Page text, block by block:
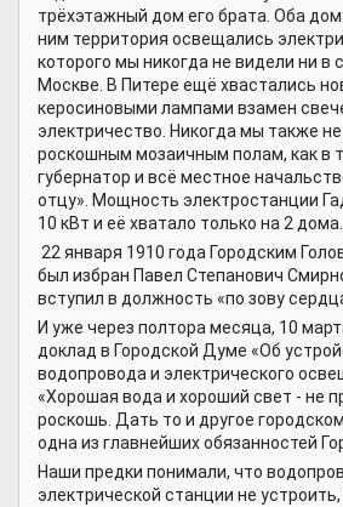
трёхэтажный дом его брата. Оба
ним территория освещались
которого мы никогда не видели ни в
Москве. В Питере ещё хвастались
керосиновыми лампами взамен
электричество. Никогда мы также
роскошным мозаичным полам, как в
губернатор и всё местное
отцу». Мощность электростанции
10 кВт и её хватало только на 2 дома.
22 января 1910 года Городским
был избран Павел Степанович
вступил в должность «по зову
И уже через полтора месяца, 10
доклад в Городской Думе «Об
водопровода и электрического
«Хорошая вода и хороший свет - не
роскошь. Дать то и другое
одна из главнейших обязанностей
Наши предки понимали, что
электрической станции не